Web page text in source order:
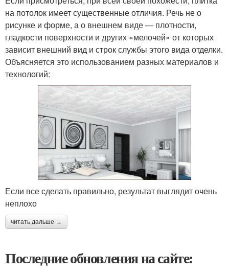
на потолок имеет существенные отличия. Речь не о
рисунке и форме, а о внешнем виде — плотности,
гладкости поверхности и других «мелочей» от которых
зависит внешний вид и строк службы этого вида отделки.
Объясняется это использованием разных материалов и
технологий:
Если все сделать правильно, результат выглядит очень
неплохо
читать дальше →
Последние обновления на сайте: